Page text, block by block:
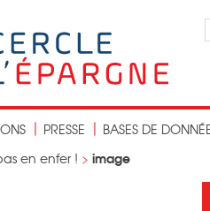
PRESSE
BASES DE
en enfer ! > image